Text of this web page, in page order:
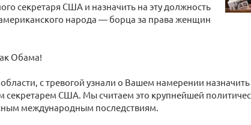
секретаря США и назначить на эту должность
народа — борца за права женщин
Обама!
с тревогой узнали о Вашем намерении назначить
секретарем США. Мы считаем это крупнейшей
международным последствиям.